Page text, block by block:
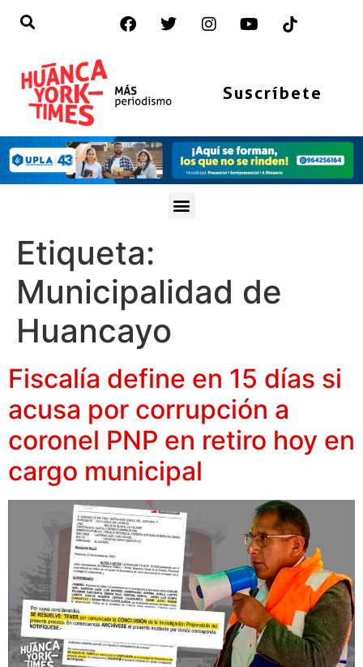
Suscríbete
Etiqueta:
Municipalidad de
Huancayo
Fiscalía define en 15 días si
acusa por corrupción a
coronel PNP en retiro hoy en
cargo municipal